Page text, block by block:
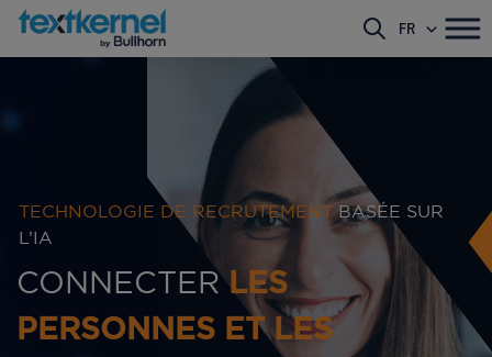
FR
TECHNOLOGIE DE RECRUTEMENTBASÉE SUR
L’IA
CONNECTERLES
PERSONNES ET LES